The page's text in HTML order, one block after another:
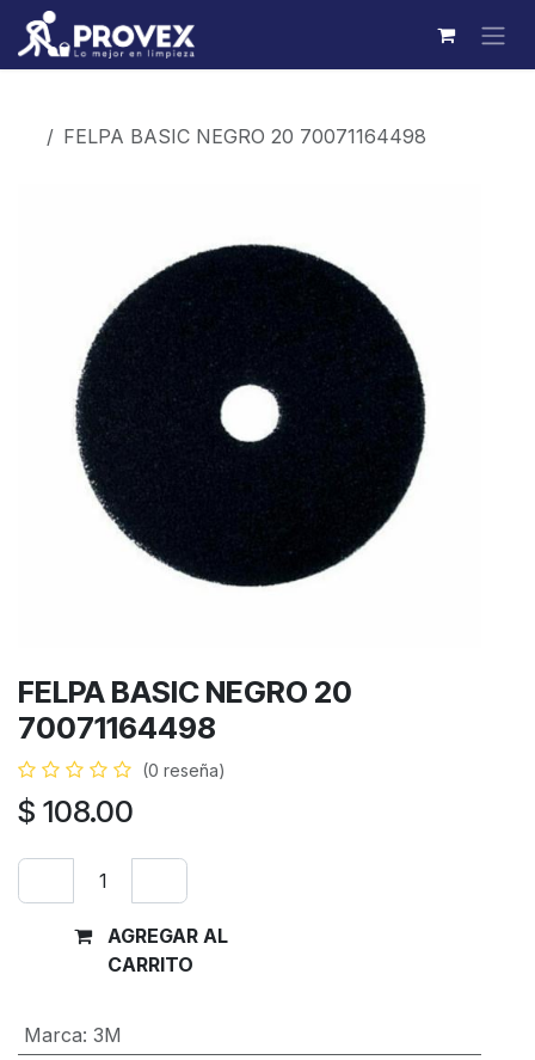
Ir al contenido
FELPA BASIC NEGRO 20 70071164498
FELPA BASIC NEGRO 20
70071164498
(0 reseña)
$ 108.00
AGREGAR AL
CARRITO
Marca: 3M